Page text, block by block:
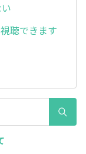
聴できます